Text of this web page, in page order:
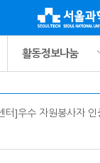
활동정보나눔
ST나눔공헌단
봉사활동 교과
사회봉사 프로
정보마당
마이페이
공지사항
활동정보나
서식자료
활동사진
팀매칭 커뮤
관련기관링
터]우수 자원봉사자 인